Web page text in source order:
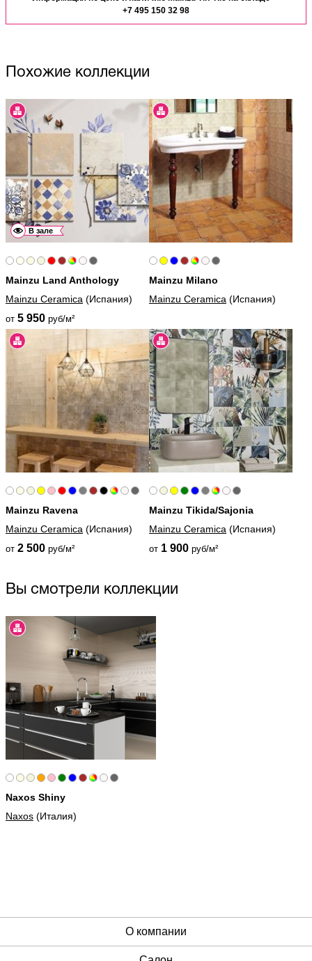
+7 495 150 32 98
Похожие коллекции
В зале
Mainzu Land Anthology
Mainzu Ceramica (Испания)
от 5 950 руб/м²
Mainzu Milano
Mainzu Ceramica (Испания)
Mainzu Ravena
Mainzu Ceramica (Испания)
от 2 500 руб/м²
Mainzu Tikida/Sajonia
Mainzu Ceramica (Испания)
от 1 900 руб/м²
Вы смотрели коллекции
Naxos Shiny
Naxos (Италия)
О компании